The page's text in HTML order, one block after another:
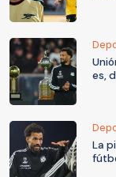
es,
La